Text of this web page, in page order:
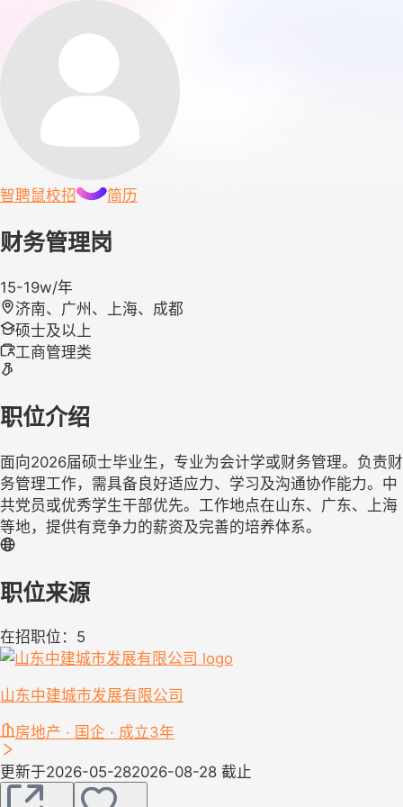
智聘鼠校招 简历
财务管理岗
15-19w/年
济南、广州、上海、成都
硕士及以上
工商管理类
职位介绍
面向2026届硕士毕业生，专业为会计学或财务管理。负责财
务管理工作，需具备良好适应力、学习及沟通协作能力。中
共党员或优秀学生干部优先。工作地点在山东、广东、上海
等地，提供有竞争力的薪资及完善的培养体系。
职位来源
在招职位：5
山东中建城市发展有限公司
房地产 · 国企 · 成立3年
更新于2026-05-282026-08-28 截止